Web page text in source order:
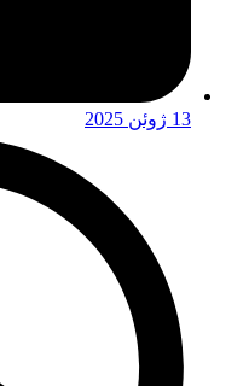
13 ژوئن 2025